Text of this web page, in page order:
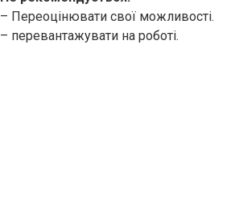
– Переоцінювати свої можливості.
– перевантажувати на роботі.